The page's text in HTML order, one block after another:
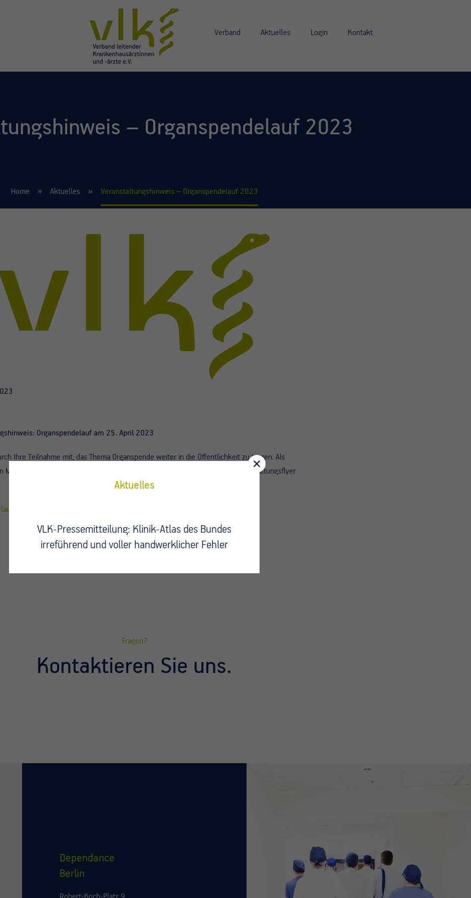
Verband Aktuelles Login Kontakt
– Organspendelauf 2023
Home Aktuelles Veranstaltungshinweis – Organspendelauf 2023
Organspendelauf am 25. April 2023
Ihre Teilnahme mit, das Thema Organspende weiter in die Öffentlichkeit zu tragen. Als
München & virtuell weltweit. Einzelheiten können Sie dem beigefügten Veranstaltungsflyer
2023
Fragen?
Kontaktieren Sie uns.
Dependance
Berlin
Aktuelles
VLK-Pressemitteilung: Klinik-Atlas des Bundes
irreführend und voller handwerklicher Fehler